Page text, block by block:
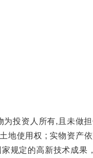
投资人所有,且未做
地使用权 ; 实物资产
规定的高新技术成果